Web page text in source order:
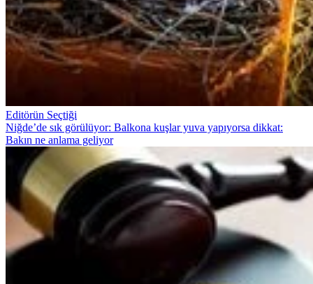
Editörün Seçtiği
Niğde’de sık görülüyor: Balkona kuşlar yuva yapıyorsa dikkat:
Bakın ne anlama geliyor